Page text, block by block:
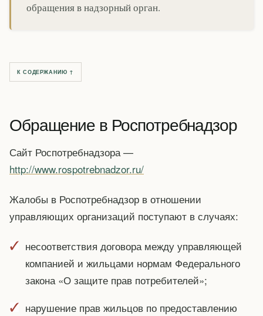
обращения в надзорный орган.
К СОДЕРЖАНИЮ ↑
Обращение в Роспотребнадзор
Сайт Роспотребнадзора —
http://www.rospotrebnadzor.ru/
Жалобы в Роспотребнадзор в отношении
управляющих организаций поступают в случаях:
несоответствия договора между управляющей
компанией и жильцами нормам Федерального
закона «О защите прав потребителей»;
нарушение прав жильцов по предоставлению